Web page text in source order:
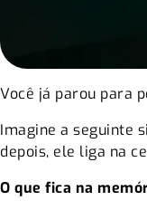
Você já parou para
Imagine a seguinte
depois, ele liga na
O que fica na